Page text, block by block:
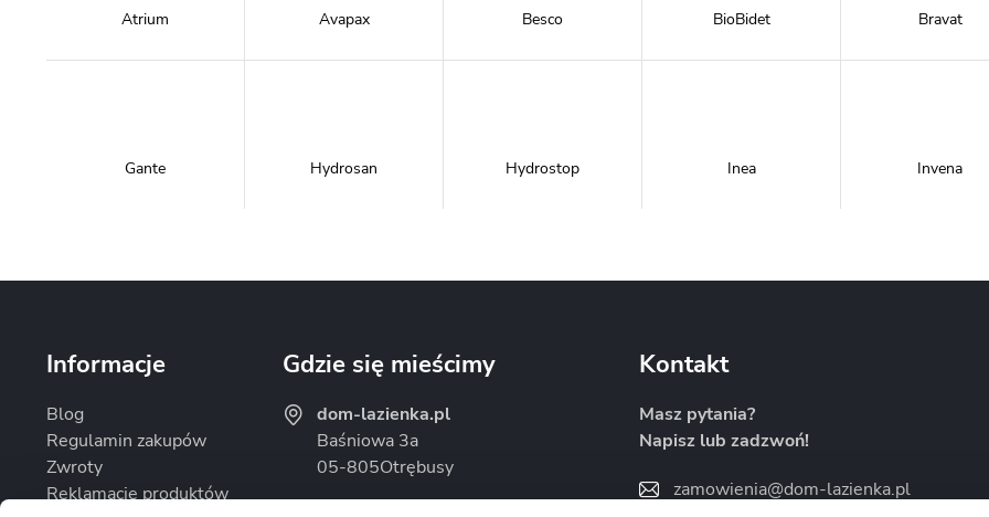
Atrium Avapax Besco BioBidet Bravat
Gante Hydrosan Hydrostop Inea Invena
Rea
Informacje
Blog
Regulamin zakupów
Zwroty
Reklamacje produktów
Gdzie się mieścimy
dom-lazienka.pl
Baśniowa 3a
05-805Otrębusy
Kontakt
Masz pytania?
Napisz lub zadzwoń!
zamowienia@dom-lazienka.pl